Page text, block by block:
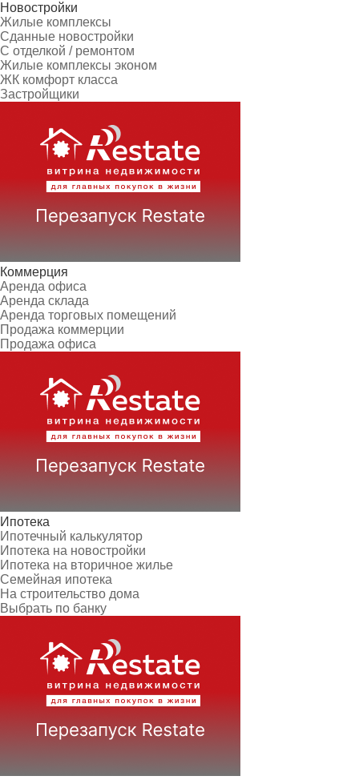
Новостройки
Жилые комплексы
Сданные новостройки
С отделкой / ремонтом
Жилые комплексы эконом
ЖК комфорт класса
Застройщики
Коммерция
Аренда офиса
Аренда склада
Аренда торговых помещений
Продажа коммерции
Продажа офиса
Ипотека
Ипотечный калькулятор
Ипотека на новостройки
Ипотека на вторичное жилье
Семейная ипотека
На строительство дома
Выбрать по банку